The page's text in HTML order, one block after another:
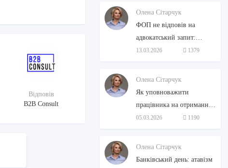
Відповів
B2B Consult
Олена Сітарчук
ФОП не відповів на
адвокатський запит:
стратити не можна
помилувати
13.03.2026 1379
Олена Сітарчук
Як уповноважити
працівника на отримання
ТМЦ: три зручні способи
без зайвої бюрократії
05.03.2026 1190
Олена Сітарчук
Банківський день: атавізм